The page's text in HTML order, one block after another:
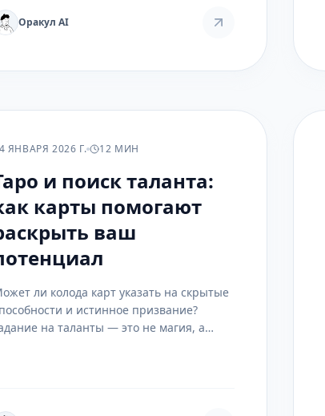
грузом можно работать.
Оракул AI
ЯНВАРЯ 2026 Г. 12 МИН
и поиск таланта:
карты помогают
ваш
ли колода карт указать на скрытые
и истинное призвание?
на таланты — это не магия, а